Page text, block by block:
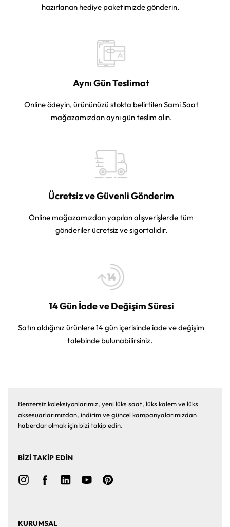
hazırlanan hediye paketimizde gönderin.
Aynı Gün Teslimat
Online ödeyin, ürününüzü stokta belirtilen Sami Saat
mağazamızdan aynı gün teslim alın.
Ücretsiz ve Güvenli Gönderim
Online mağazamızdan yapılan alışverişlerde tüm
gönderiler ücretsiz ve sigortalıdır.
14 Gün İade ve Değişim Süresi
Satın aldığınız ürünlere 14 gün içerisinde iade ve değişim
talebinde bulunabilirsiniz.
Benzersiz koleksiyonlarımız, yeni lüks saat, lüks kalem ve lüks
aksesuarlarımızdan, indirim ve güncel kampanyalarımızdan
haberdar olmak için bizi takip edin.
BİZİ TAKİP EDİN
KURUMSAL